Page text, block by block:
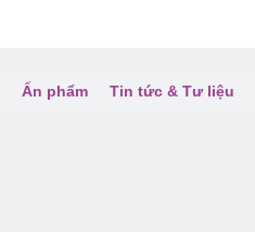
Ấn phẩm Tin tức & Tư liệu